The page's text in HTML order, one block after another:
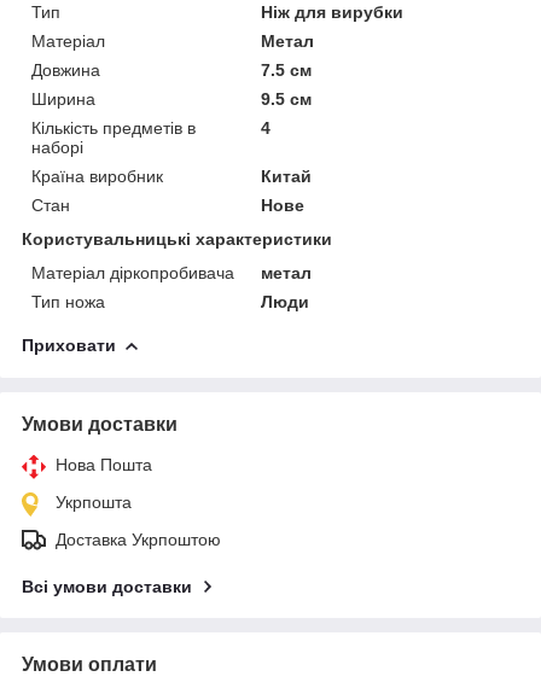
Тип
Ніж для вирубки
Матеріал
Метал
Довжина
7.5 см
Ширина
9.5 см
Кількість предметів в
наборі
4
Країна виробник
Китай
Стан
Нове
Користувальницькі характеристики
Матеріал діркопробивача
метал
Тип ножа
Люди
Приховати
Умови доставки
Нова Пошта
Укрпошта
Доставка Укрпоштою
Всі умови доставки
Умови оплати